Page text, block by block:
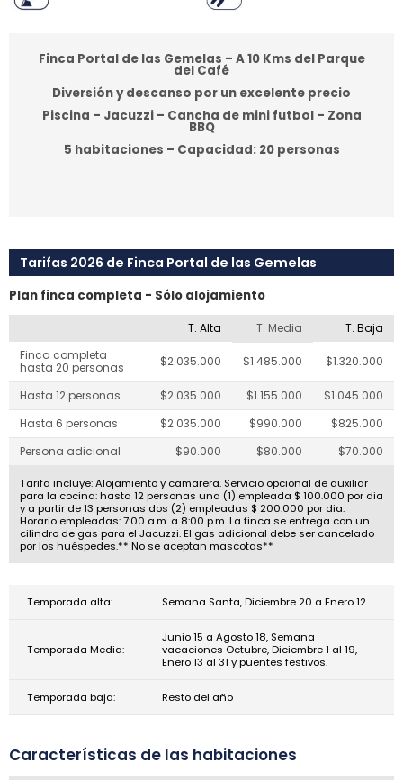
Finca Portal de las Gemelas – A 10 Kms del Parque
del Café
Diversión y descanso por un excelente precio
Piscina – Jacuzzi – Cancha de mini futbol – Zona
BBQ
5 habitaciones – Capacidad: 20 personas
Tarifas 2026 de Finca Portal de las Gemelas
Plan finca completa - Sólo alojamiento
T. Alta T. Media
T. Baja
Finca completa
hasta 20 personas
$2.035.000 $1.485.000 $1.320.000
Hasta 12 personas $2.035.000 $1.155.000
$1.045.000
Hasta 6 personas
$2.035.000 $990.000
$825.000
Persona adicional
$90.000 $80.000 $70.000
Tarifa incluye: Alojamiento y camarera. Servicio opcional de auxiliar
para la cocina: hasta 12 personas una (1) empleada $ 100.000 por dia
y a partir de 13 personas dos (2) empleadas $ 200.000 por dia.
Horario empleadas: 7:00 a.m. a 8:00 p.m. La finca se entrega con un
cilindro de gas para el Jacuzzi. El gas adicional debe ser cancelado
por los huéspedes.** No se aceptan mascotas**
Temporada alta: Semana Santa, Diciembre 20 a Enero 12
Temporada Media:
Junio 15 a Agosto 18, Semana
vacaciones Octubre, Diciembre 1 al 19,
Enero 13 al 31 y puentes festivos.
Temporada baja: Resto del año
Características de las habitaciones